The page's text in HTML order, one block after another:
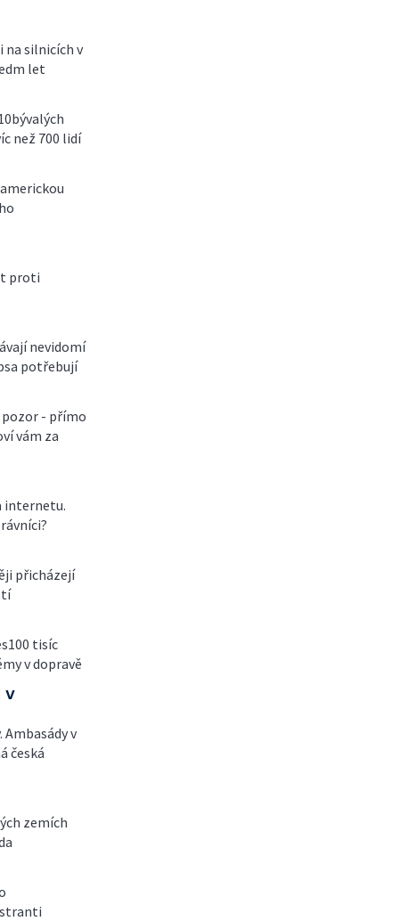
na silnicích v
let
než 700 lidí
proti
nevidomí
potřebují
pozor - přímo
vám za
internetu.
přicházejí
tisíc
v dopravě
v
v
česká
zemích